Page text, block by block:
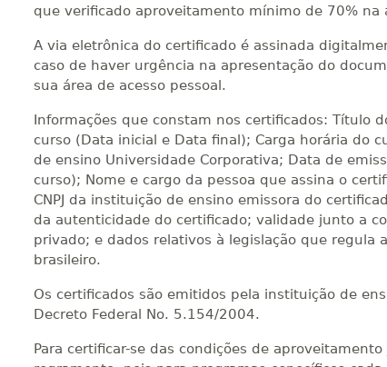
que verificado aproveitamento mínimo de 70% na
A via eletrônica do certificado é assinada
caso de haver urgência na apresentação do
sua área de acesso pessoal.
Informações que constam nos certificados: Título
curso (Data inicial e Data final); Carga horária do
de ensino Universidade Corporativa; Data de
curso); Nome e cargo da pessoa que assina o
CNPJ da instituição de ensino emissora do
da autenticidade do certificado; validade junto a
privado; e dados relativos à legislação que
brasileiro.
Os certificados são emitidos pela instituição de
Decreto Federal No. 5.154/2004.
Para certificar-se das condições de